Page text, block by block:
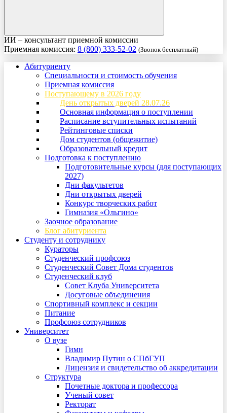
ИИ – консультант приемной комиссии
Приемная комиссия: 8 (800) 333-52-02 (Звонок бесплатный)
Абитуриенту
Специальности и стоимость обучения
Приемная комиссия
Поступающему в 2026 году
День открытых дверей 28.07.26
Основная информация о поступлении
Расписание вступительных испытаний
Рейтинговые списки
Дом студентов (общежитие)
Образовательный кредит
Подготовка к поступлению
Подготовительные курсы (для поступающих
2027)
Дни факультетов
Дни открытых дверей
Конкурс творческих работ
Гимназия «Ольгино»
Заочное образование
Блог абитуриента
Студенту и сотруднику
Кураторы
Студенческий профсоюз
Студенческий Совет Дома студентов
Студенческий клуб
Совет Клуба Университета
Досуговые объединения
Спортивный комплекс и секции
Питание
Профсоюз сотрудников
Университет
О вузе
Гимн
Владимир Путин о СПбГУП
Лицензия и свидетельство об аккредитации
Структура
Почетные доктора и профессора
Ученый совет
Ректорат